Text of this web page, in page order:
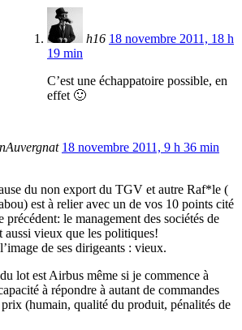
h16 18 novembre 2011, 18 h
19 min
C’est une échappatoire possible, en
effet 🙂
18 novembre 2011, 9 h 36 min
du non export du TGV et autre Raf*le (
est à relier avec un de vos 10 points cité
précédent: le management des sociétés de
aussi vieux que les politiques!
de ses dirigeants : vieux.
lot est Airbus même si je commence à
à répondre à autant de commandes
prix (humain, qualité du produit, pénalités de